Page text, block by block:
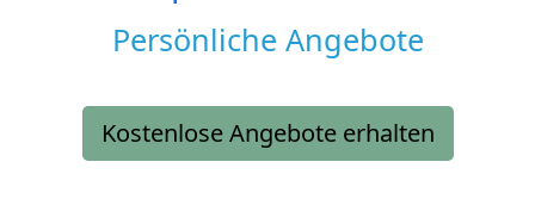
Persönliche Angebote
Kostenlose Angebote erhalten